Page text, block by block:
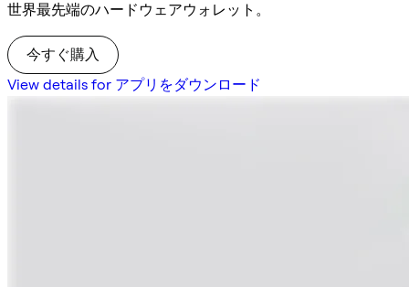
世界最先端のハードウェアウォレット。
今すぐ購入
View details for アプリをダウンロード